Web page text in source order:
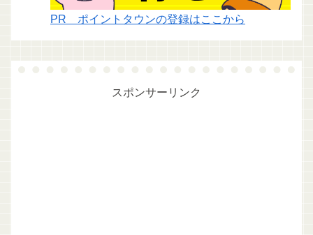
PR ポイントタウンの登録はここから
スポンサーリンク